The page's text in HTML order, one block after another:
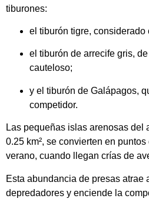
tiburones:
el tiburón tigre,
el tiburón de arrecife gris,
cauteloso;
y el tiburón de Galápagos,
competidor.
Las pequeñas islas arenosas del
0.25 km², se convierten en
verano, cuando llegan crías de
Esta abundancia de presas atrae
depredadores y enciende la